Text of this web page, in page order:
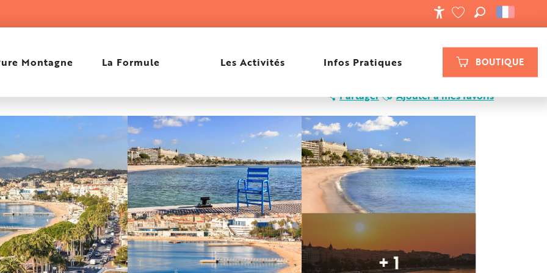
BOUTIQUE
VOIR LES FAVORIS
RECHERCHE
Montagne La Formule Les Activités Infos Pratiques
Partager Ajouter à mes favoris
+ 1